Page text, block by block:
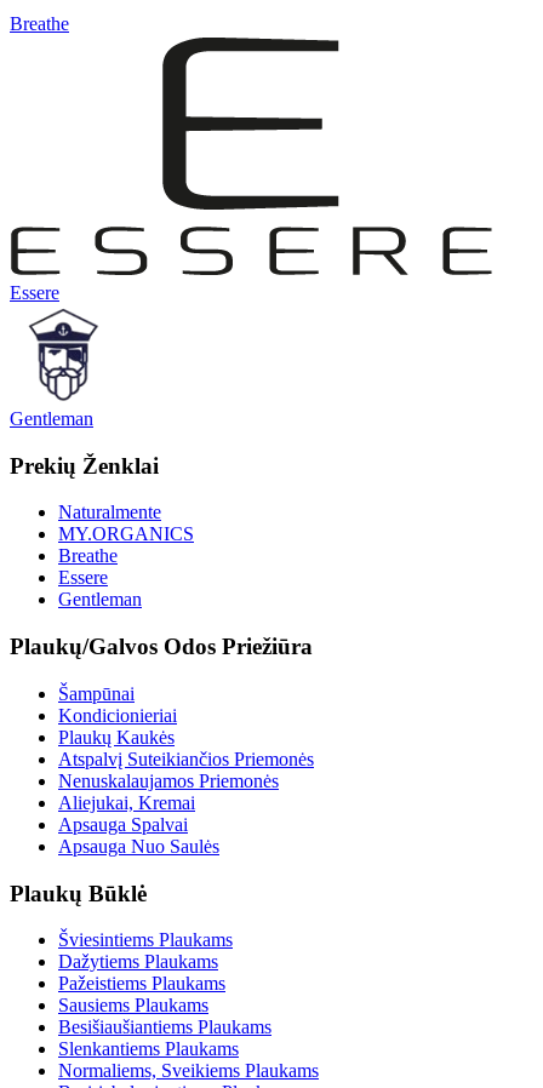
Breathe
Essere
Gentleman
Prekių Ženklai
Naturalmente
MY.ORGANICS
Breathe
Essere
Gentleman
Plaukų/Galvos Odos Priežiūra
Šampūnai
Kondicionieriai
Plaukų Kaukės
Atspalvį Suteikiančios Priemonės
Nenuskalaujamos Priemonės
Aliejukai, Kremai
Apsauga Spalvai
Apsauga Nuo Saulės
Plaukų Būklė
Šviesintiems Plaukams
Dažytiems Plaukams
Pažeistiems Plaukams
Sausiems Plaukams
Besišiaušiantiems Plaukams
Slenkantiems Plaukams
Normaliems, Sveikiems Plaukams